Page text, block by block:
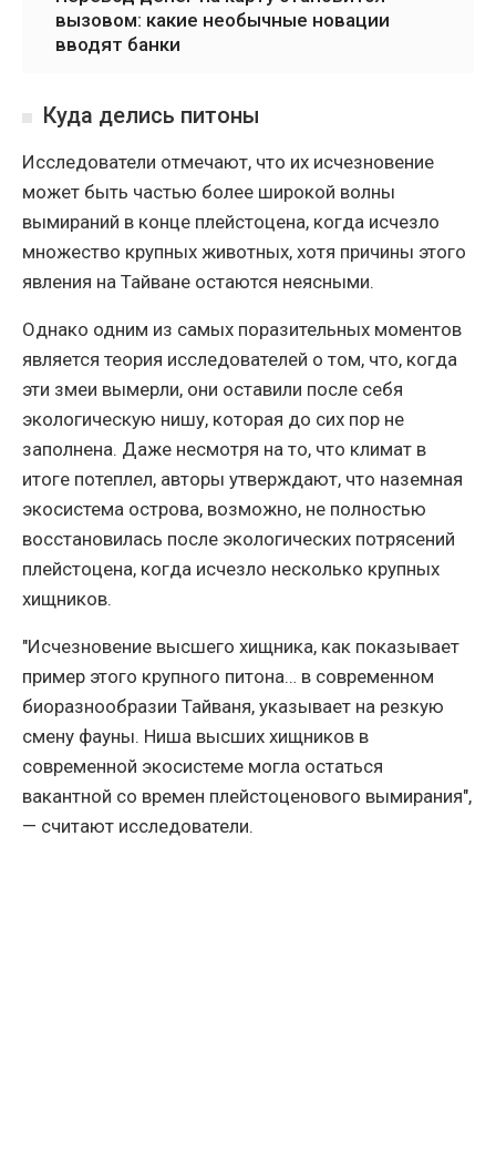
вызовом: какие необычные новации
вводят банки
Куда делись питоны
Исследователи отмечают, что их исчезновение
может быть частью более широкой волны
вымираний в конце плейстоцена, когда исчезло
множество крупных животных, хотя причины этого
явления на Тайване остаются неясными.
Однако одним из самых поразительных моментов
является теория исследователей о том, что, когда
эти змеи вымерли, они оставили после себя
экологическую нишу, которая до сих пор не
заполнена. Даже несмотря на то, что климат в
итоге потеплел, авторы утверждают, что наземная
экосистема острова, возможно, не полностью
восстановилась после экологических потрясений
плейстоцена, когда исчезло несколько крупных
хищников.
"Исчезновение высшего хищника, как показывает
пример этого крупного питона… в современном
биоразнообразии Тайваня, указывает на резкую
смену фауны. Ниша высших хищников в
современной экосистеме могла остаться
вакантной со времен плейстоценового вымирания",
— считают исследователи.